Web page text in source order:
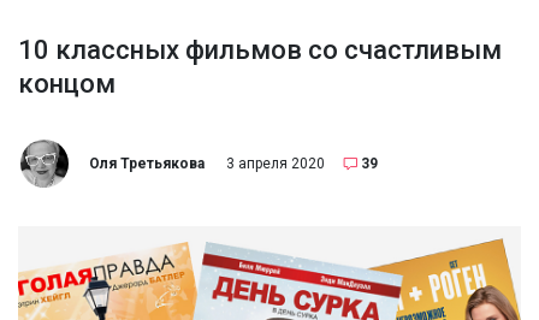
10 классных фильмов со счастливым
концом
Оля Третьякова 3 апреля 2020 39